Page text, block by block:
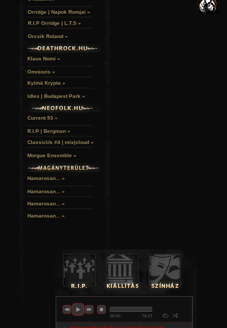
Orridge | Napok Romjai »
R.I.P Orridge | L.T.S »
Orcsik Roland »
Klaus Nomi »
Omniozis »
Kylmä Krypta »
Idles | Budapest Park »
Current 93 »
R.I.P | Bergman »
ClassicUs #4 | mix|cloud »
Morgue Ensemble »
Hamarosan... »
Hamarosan... »
Hamarosan... »
Hamarosan... »